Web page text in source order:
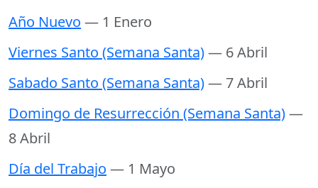
Año Nuevo — 1 Enero
Viernes Santo (Semana Santa)— 6 Abril
Sabado Santo (Semana Santa)— 7 Abril
Domingo de Resurrección (Semana Santa)—
8 Abril
Día del Trabajo — 1 Mayo